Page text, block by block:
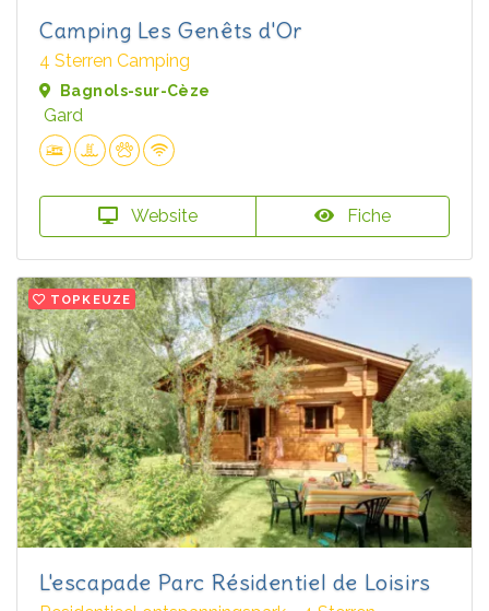
Camping Les Genêts d'Or
4 Sterren Camping
Bagnols-sur-Cèze
Gard
Website Fiche
TOPKEUZE
L'escapade Parc Résidentiel de Loisirs